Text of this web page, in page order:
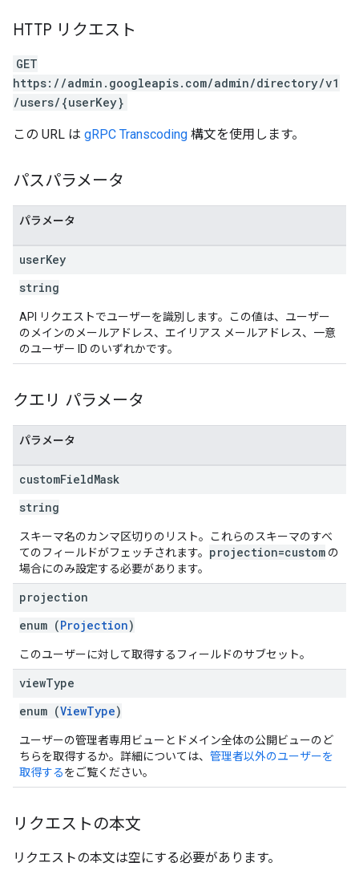
HTTP リクエスト
GET
https://admin.googleapis.com/admin/directory/v1
/users/{userKey}
この URL は gRPC Transcoding 構文を使用します。
パスパラメータ
パラメータ
userKey
string
API リクエストでユーザーを識別します。この値は、ユーザー
のメインのメールアドレス、エイリアス メールアドレス、一意
のユーザー ID のいずれかです。
クエリ パラメータ
パラメータ
customFieldMask
string
スキーマ名のカンマ区切りのリスト。これらのスキーマのすべ
てのフィールドがフェッチされます。 projection=custom の
場合にのみ設定する必要があります。
projection
enum (Projection)
このユーザーに対して取得するフィールドのサブセット。
viewType
enum (ViewType)
ユーザーの管理者専用ビューとドメイン全体の公開ビューのど
ちらを取得するか。詳細については、 管理者以外のユーザーを
取得するをご覧ください。
リクエストの本文
リクエストの本文は空にする必要があります。